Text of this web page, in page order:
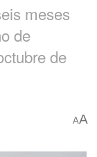
meses
de
de
AA